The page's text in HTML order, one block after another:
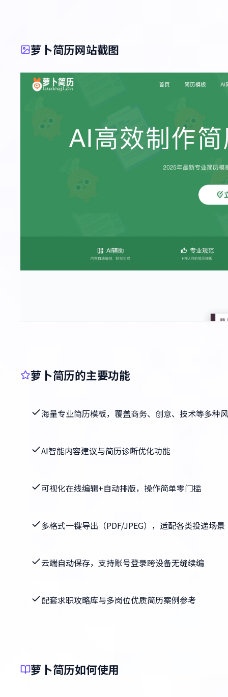
萝卜简历网站截图
萝卜简历的主要功能
海量专业简历模板，覆盖商务、创意、技术等多种
AI智能内容建议与简历诊断优化功能
可视化在线编辑+自动排版，操作简单零门槛
多格式一键导出（PDF/JPEG），适配各类投递场景
云端自动保存，支持账号登录跨设备无缝续编
配套求职攻略库与多岗位优质简历案例参考
萝卜简历如何使用